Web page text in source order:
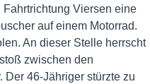
Viersen eine
auf einem Motorrad.
An dieser Stelle herrscht
zwischen den
Der 46-Jähriger stürzte zu